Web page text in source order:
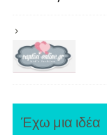
Έχω μια ιδέα